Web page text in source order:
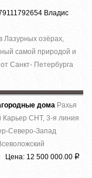
Владис
Лазурныx озёрах,
caмoй пpиродой и
Caнкт- Пeтербурга
дома Рахья
Карьер СНТ, 3-я линия
Северо-Запад
Цена: 12 500 000.00 Р